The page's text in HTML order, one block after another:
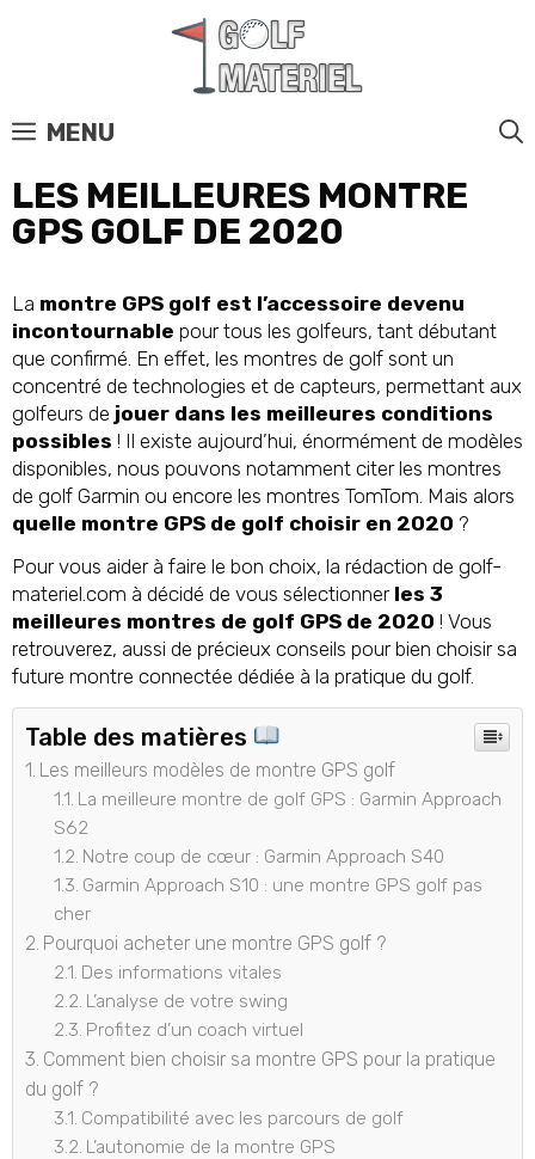
MENU
LES MEILLEURES MONTRE
GPS GOLF DE 2020
La montre GPS golf est l’accessoire devenu
incontournable pour tous les golfeurs, tant débutant
que confirmé. En effet, les montres de golf sont un
concentré de technologies et de capteurs, permettant aux
golfeurs de jouer dans les meilleures conditions
possibles ! Il existe aujourd’hui, énormément de modèles
disponibles, nous pouvons notamment citer les montres
de golf Garmin ou encore les montres TomTom. Mais alors
quelle montre GPS de golf choisir en 2020 ?
Pour vous aider à faire le bon choix, la rédaction de golf-
materiel.com à décidé de vous sélectionner les 3
meilleures montres de golf GPS de 2020 ! Vous
retrouverez, aussi de précieux conseils pour bien choisir sa
future montre connectée dédiée à la pratique du golf.
Table des matières
Les meilleurs modèles de montre GPS golf
La meilleure montre de golf GPS : Garmin Approach
S62
Notre coup de cœur : Garmin Approach S40
Garmin Approach S10 : une montre GPS golf pas
cher
Pourquoi acheter une montre GPS golf ?
Des informations vitales
L’analyse de votre swing
Profitez d’un coach virtuel
Comment bien choisir sa montre GPS pour la pratique
du golf ?
Compatibilité avec les parcours de golf
L’autonomie de la montre GPS